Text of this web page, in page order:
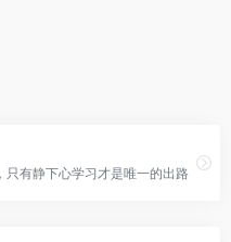
只有静下心学习才是唯一的出路